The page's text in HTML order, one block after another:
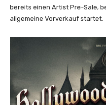
bereits einen Artist Pre-Sale,
allgemeine Vorverkauf startet.